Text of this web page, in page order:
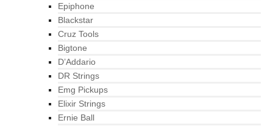
Epiphone
Blackstar
Cruz Tools
Bigtone
D’Addario
DR Strings
Emg Pickups
Elixir Strings
Ernie Ball